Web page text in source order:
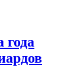
года